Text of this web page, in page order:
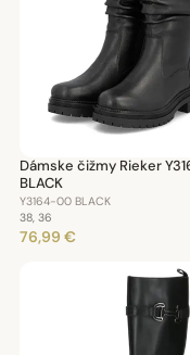
Dámske čižmy Rieker
BLACK
Y3164-00 BLACK
38, 36
76,99 €